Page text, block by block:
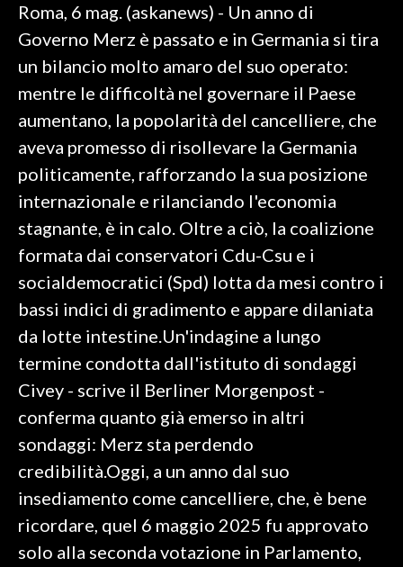
CALCIO REGIONALE
BASKET
VOLLEY
MOTORI
TENNIS
ALTRI SPORT
CULTURA
SPETTACOLI
GOSSIP
SALUTE
SARDEGNA TURISMO
SARDI NEL MONDO
NOTIZIE
EVENTI
3 MINUTI CON
Roma, 6 mag. (askanews) - Un anno di
Governo Merz è passato e in Germania si tira
un bilancio molto amaro del suo operato:
mentre le difficoltà nel governare il Paese
aumentano, la popolarità del cancelliere, che
aveva promesso di risollevare la Germania
politicamente, rafforzando la sua posizione
internazionale e rilanciando l'economia
stagnante, è in calo. Oltre a ciò, la coalizione
formata dai conservatori Cdu-Csu e i
socialdemocratici (Spd) lotta da mesi contro i
bassi indici di gradimento e appare dilaniata
da lotte intestine.Un'indagine a lungo
termine condotta dall'istituto di sondaggi
Civey - scrive il Berliner Morgenpost -
conferma quanto già emerso in altri
sondaggi: Merz sta perdendo
credibilità.Oggi, a un anno dal suo
insediamento come cancelliere, che, è bene
ricordare, quel 6 maggio 2025 fu approvato
solo alla seconda votazione in Parlamento,